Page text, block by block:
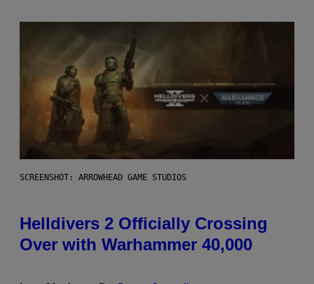
SCREENSHOT: ARROWHEAD GAME STUDIOS
Helldivers 2 Officially Crossing
Over with Warhammer 40,000